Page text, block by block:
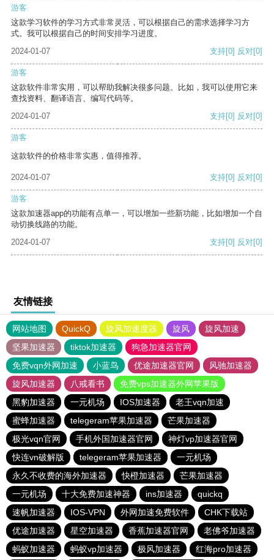
游客
这款学习软件的学习方式非常灵活，可以根据自己的需求选择学习方
式。我可以根据自己的时间安排学习进度。
2024-01-07
支持[0] 反对[0]
游客
这款软件非常实用，可以帮助我解决很多问题。比如，我可以使用它来
查找资料、翻译语言、编写代码等。
2024-01-07
支持[0] 反对[0]
游客
这款软件的价格非常实惠，值得推荐。
2024-01-07 支持[0] 反对[0]
游客
这款加速器app的功能有点单一，可以增加一些新功能，比如增加一个自
动切换线路的功能。
2024-01-07
支持[0] 反对[0]
友情链接
网站地图 QuickQ 旋风加速度器 旋风
旋风加速
坚果加速器
tiktok加速器
狗急加速器官网
免费vqn外网加速
小蓝鸟 优途加速器官网
风驰加速器
旋风加速器
八戒看书
免费vps加速器外网苹果版
黑豹加速器
一元机场 IOS加速器
老王vqn加速
蜜蜂加速器
telegeram苹果加速器
芒果加速器
极光vqn官网
手机外国加速器官网
神灯vp加速器官网
快连vn破解版
telegeram苹果加速器
一元机场
永久不收费的海外加速器
快橙加速器
芒果加速器
一元机场
十大免费加速神器 ins加速器
quickq
速帆加速器
IOS-VPN 外网加速免费软件
CHK下载站
优途加速器
星空加速器 香蕉加速器官网
老佛爷加速器
蚂蚁加速器
蚂蚁vp加速器 极风加速器 红海pro加速器